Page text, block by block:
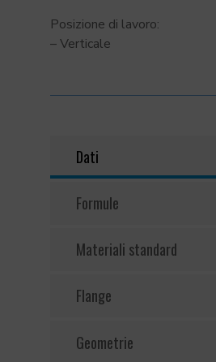
Posizione di lavoro:
– Verticale
Dati
Formule
Materiali standard
Flange
Geometrie